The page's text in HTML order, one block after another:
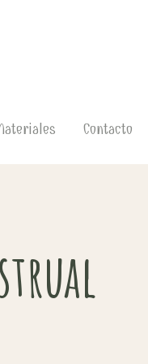
Contacto